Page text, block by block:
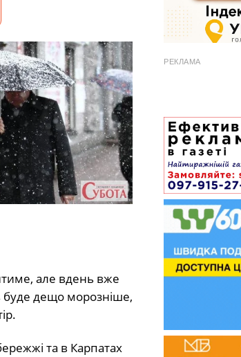
але вдень вже
буде дещо морозніше,
та в Карпатах
РЕКЛАМА